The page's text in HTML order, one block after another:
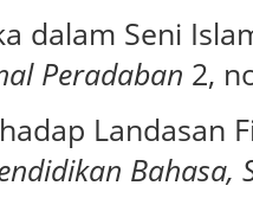
dalam Seni
Peradaban 2,
Landasan
Bahasa,